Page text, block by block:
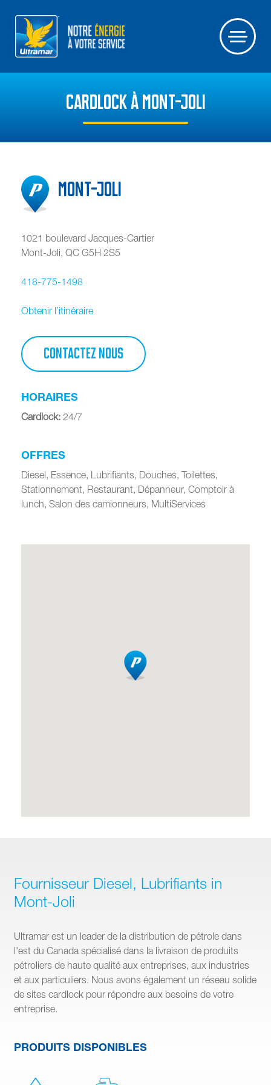
CARDLOCK À MONT-JOLI
Mont-Joli
1021 boulevard Jacques-Cartier
Mont-Joli, QC G5H 2S5
418-775-1498
Obtenir l’itinéraire
CONTACTEZ NOUS
HORAIRES
Cardlock: 24/7
OFFRES
Diesel, Essence, Lubrifiants, Douches, Toilettes,
Stationnement, Restaurant, Dépanneur, Comptoir à
lunch, Salon des camionneurs, MultiServices
Fournisseur Diesel, Lubrifiants in
Mont-Joli
Ultramar est un leader de la distribution de pétrole dans
l'est du Canada spécialisé dans la livraison de produits
pétroliers de haute qualité aux entreprises, aux industries
et aux particuliers. Nous avons également un réseau solide
de sites cardlock pour répondre aux besoins de votre
entreprise.
PRODUITS DISPONIBLES